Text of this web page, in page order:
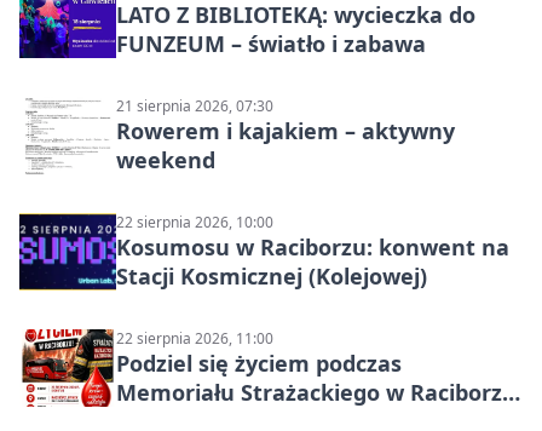
LATO Z BIBLIOTEKĄ: wycieczka do
FUNZEUM – światło i zabawa
21 sierpnia 2026, 07:30
Rowerem i kajakiem – aktywny
weekend
22 sierpnia 2026, 10:00
Kosumosu w Raciborzu: konwent na
Stacji Kosmicznej (Kolejowej)
22 sierpnia 2026, 11:00
Podziel się życiem podczas
Memoriału Strażackiego w Raciborzu